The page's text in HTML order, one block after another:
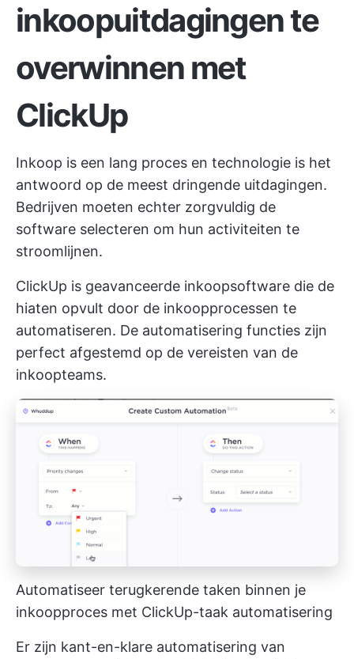
inkoopuitdagingen te
overwinnen met
ClickUp
Inkoop is een lang proces en technologie is het
antwoord op de meest dringende uitdagingen.
Bedrijven moeten echter zorgvuldig de
software selecteren om hun activiteiten te
stroomlijnen.
ClickUp is geavanceerde inkoopsoftware die de
hiaten opvult door de inkoopprocessen te
automatiseren. De automatisering functies zijn
perfect afgestemd op de vereisten van de
inkoopteams.
Automatiseer terugkerende taken binnen je
inkoopproces met ClickUp-taak automatisering
Er zijn kant-en-klare automatisering van